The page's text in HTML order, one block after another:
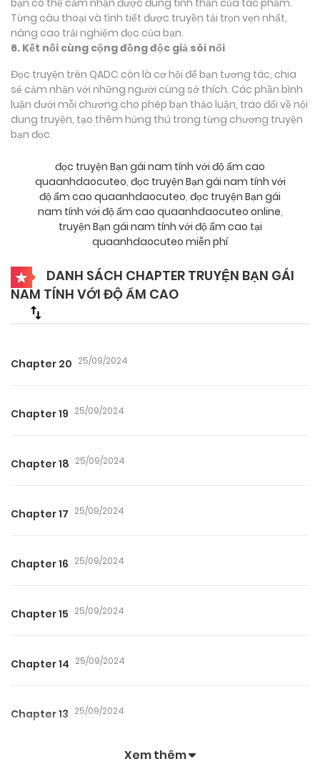
Từng câu thoại và tình tiết được truyền tải trọn vẹn nhất,
nâng cao trải nghiệm đọc của bạn.
6. Kết nối cùng cộng đồng độc giả sôi nổi
Đọc truyện trên QADC còn là cơ hội để bạn tương tác, chia
sẻ cảm nhận với những người cùng sở thích. Các phần bình
luận dưới mỗi chương cho phép bạn thảo luận, trao đổi về nội
dung truyện, tạo thêm hứng thú trong từng chương truyện
bạn đọc.
đọc truyện Bạn gái nam tính với độ ẩm cao
quaanhdaocuteo, đọc truyện Bạn gái nam tính với
độ ẩm cao quaanhdaocuteo, đọc truyện Bạn gái
nam tính với độ ẩm cao quaanhdaocuteo online,
truyện Bạn gái nam tính với độ ẩm cao tại
quaanhdaocuteo miễn phí
DANH SÁCH CHAPTER TRUYỆN BẠN GÁI
NAM TÍNH VỚI ĐỘ ẨM CAO
Chapter 20 25/09/2024
Chapter 19 25/09/2024
Chapter 18 25/09/2024
Chapter 17 25/09/2024
Chapter 16 25/09/2024
Chapter 15 25/09/2024
Chapter 14 25/09/2024
Chapter 13 25/09/2024
Xem thêm